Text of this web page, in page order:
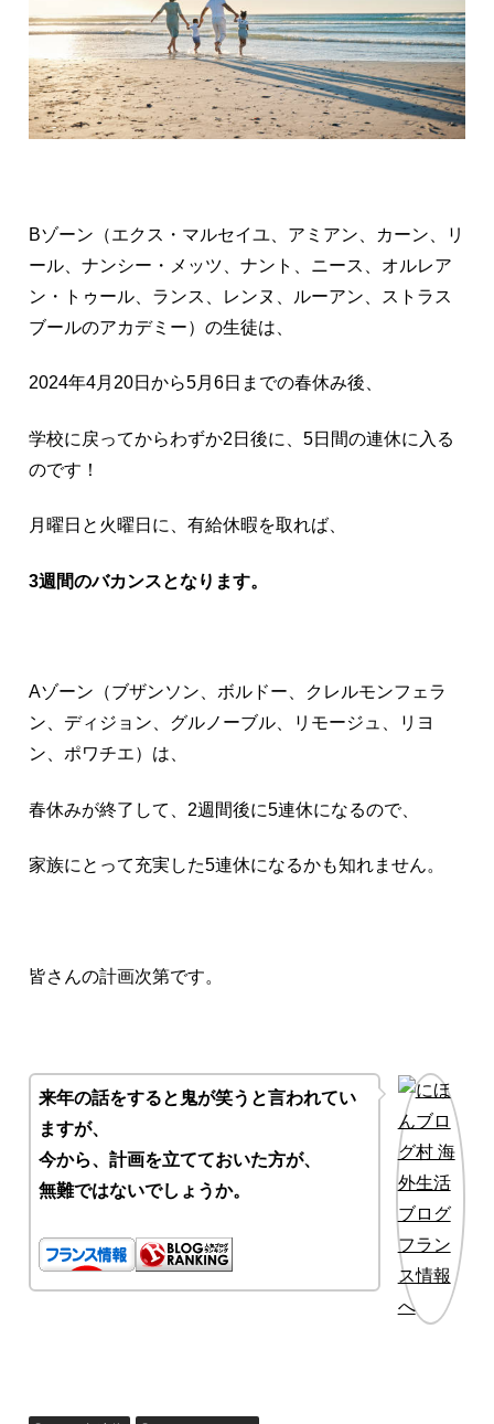
Bゾーン（エクス・マルセイユ、アミアン、カーン、リ
ール、ナンシー・メッツ、ナント、ニース、オルレア
ン・トゥール、ランス、レンヌ、ルーアン、ストラス
ブールのアカデミー）の生徒は、
2024年4月20日から5月6日までの春休み後、
学校に戻ってからわずか2日後に、5日間の連休に入る
のです！
月曜日と火曜日に、有給休暇を取れば、
3週間のバカンスとなります。
Aゾーン（ブザンソン、ボルドー、クレルモンフェラ
ン、ディジョン、グルノーブル、リモージュ、リヨ
ン、ポワチエ）は、
春休みが終了して、2週間後に5連休になるので、
家族にとって充実した5連休になるかも知れません。
皆さんの計画次第です。
来年の話をすると鬼が笑うと言われてい
ますが、
今から、計画を立てておいた方が、
無難ではないでしょうか。